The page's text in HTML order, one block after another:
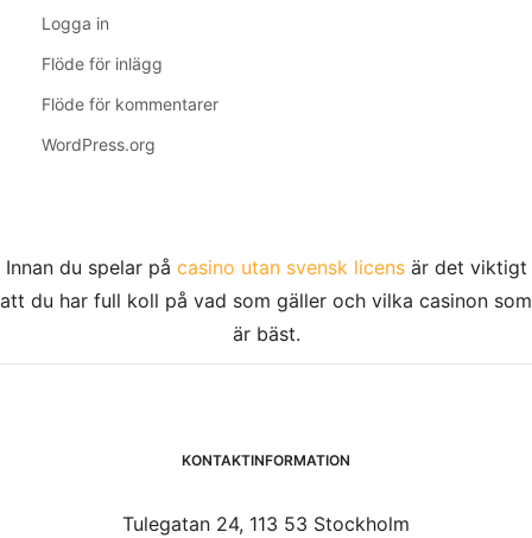
Logga in
Flöde för inlägg
Flöde för kommentarer
WordPress.org
Innan du spelar på casino utan svensk licensär det viktigt
att du har full koll på vad som gäller och vilka casinon som
är bäst.
KONTAKTINFORMATION
Tulegatan 24, 113 53 Stockholm